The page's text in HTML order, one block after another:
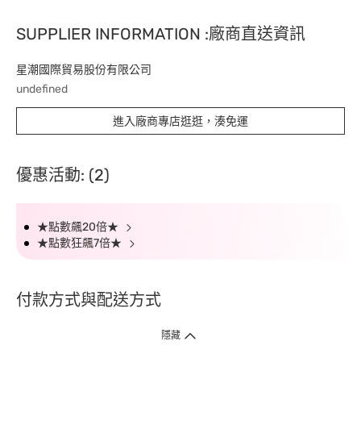
SUPPLIER INFORMATION :廠商直送資訊
星潮國際貿易股份有限公司
undefined
進入廠商專店逛逛，湊免運
優惠活動: (2)
★點數飆20倍★
★點數狂飆7倍★
付款方式與配送方式
隱藏